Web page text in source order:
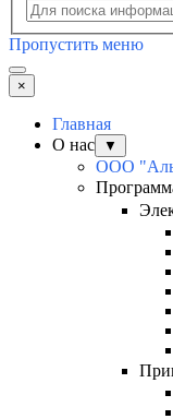
Пропустить меню
×
Главная
О нас
▼
ООО